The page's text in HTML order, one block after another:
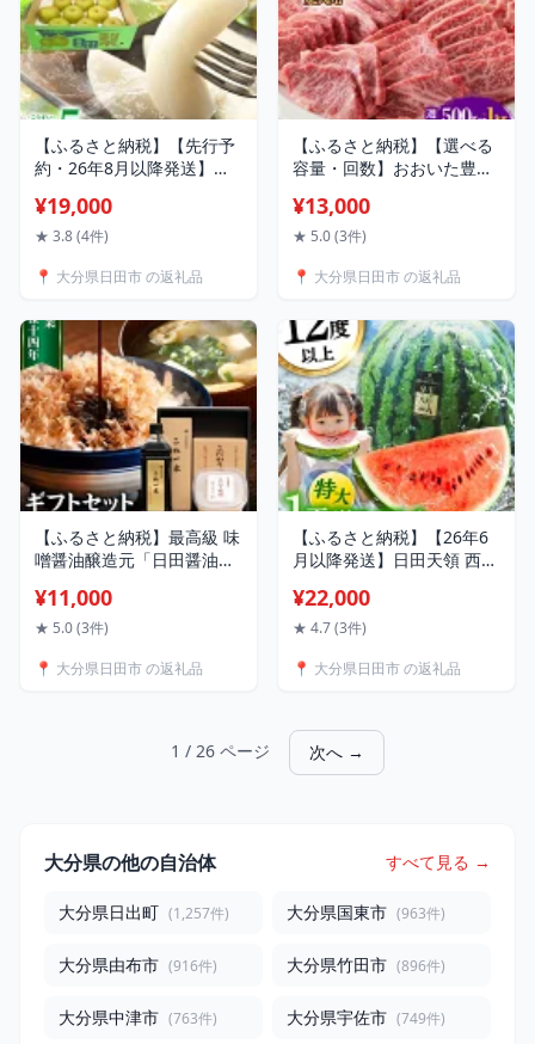
【ふるさと納税】【先行予
約・26年8月以降発送】日
田梨協同組合 なし 梨 日
田 和梨 果物 くだもの 果汁
[ARBB001]
¥19,000
★ 3.8 (4件)
📍 大分県日田市 の返礼品
【ふるさと納税】【選べる
容量・回数】おおいた豊後
た豊後牛 豊後牛 黒毛和牛
国産 冷凍 和牛 霜降り 小分
ス モモ カルビ 日田市 / 株
PLUS[AREI021-
022,AREI098-103]
¥13,000
★ 5.0 (3件)
📍 大分県日田市 の返礼品
【ふるさと納税】最高級 味
噌醤油醸造元「日田醤油」
/ 有限会社日田醤油 調味
料 醤油 みそ [ARAJ015]
¥11,000
★ 5.0 (3件)
📍 大分県日田市 の返礼品
【ふるさと納税】【26年6
月以降発送】日田天領 西瓜
サイズ 日田市 / 日田天領西
瓜部会 スイカ すいか 西瓜
田 フルーツ 果物 デザート
¥22,000
★ 4.7 (3件)
📍 大分県日田市 の返礼品
1 / 26 ページ 次へ →
大分県の他の自治体 すべて見る →
大分県日出町 (1,257件) 大分県国東市 (963件)
大分県由布市 (916件) 大分県竹田市 (896件)
大分県中津市 (763件) 大分県宇佐市 (749件)